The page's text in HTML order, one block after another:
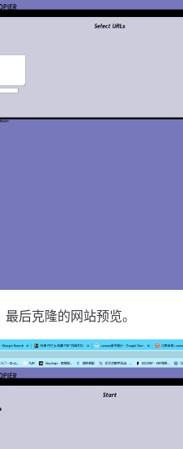
后克隆的网站预览。